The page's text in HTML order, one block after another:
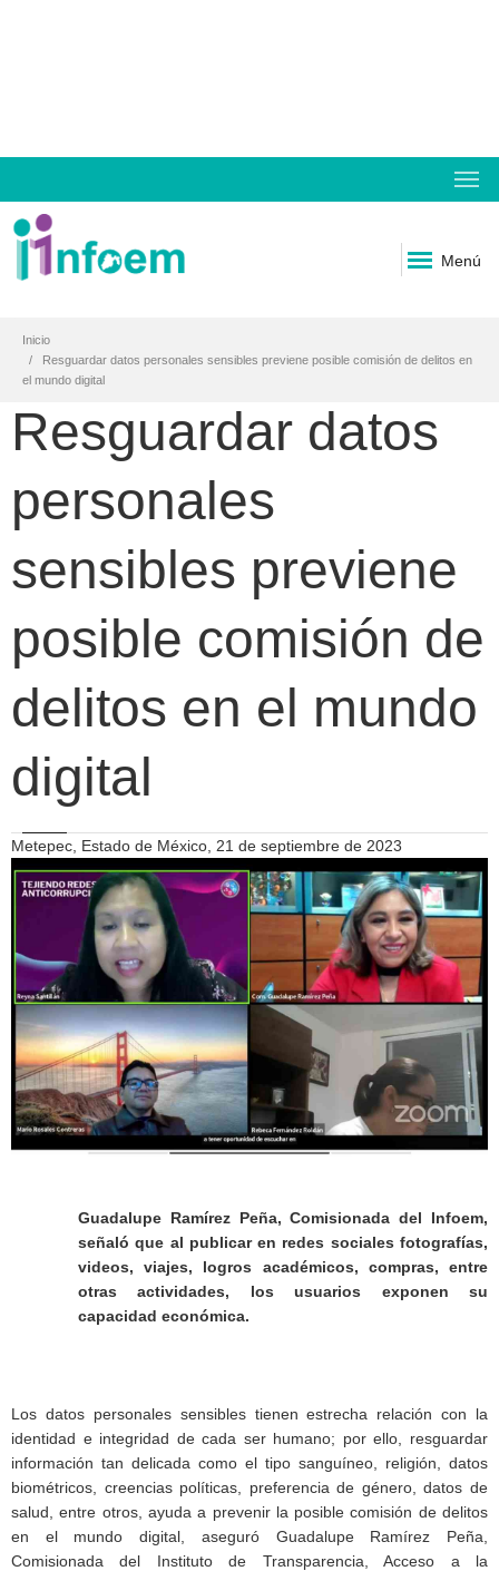
Menú
Inicio
Resguardar datos personales sensibles previene posible comisión de delitos en
el mundo digital
Resguardar datos
personales
sensibles previene
posible comisión de
delitos en el mundo
digital
Metepec, Estado de México, 21 de septiembre de 2023
Guadalupe Ramírez Peña, Comisionada del Infoem,
señaló que al publicar en redes sociales fotografías,
videos, viajes, logros académicos, compras, entre
otras actividades, los usuarios exponen su
capacidad económica.
Los datos personales sensibles tienen estrecha relación con la
identidad e integridad de cada ser humano; por ello, resguardar
información tan delicada como el tipo sanguíneo, religión, datos
biométricos, creencias políticas, preferencia de género, datos de
salud, entre otros, ayuda a prevenir la posible comisión de delitos
en el mundo digital, aseguró Guadalupe Ramírez Peña,
Comisionada del Instituto de Transparencia, Acceso a la